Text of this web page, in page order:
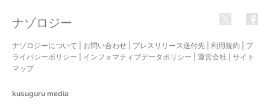
ナゾロジー
ナゾロジーについて お問い合わせ プレスリリース送付先 利用規約
プ
ライバシーポリシー
インフォマティブデータポリシー 運営会社
サイト
マップ
kusuguru media